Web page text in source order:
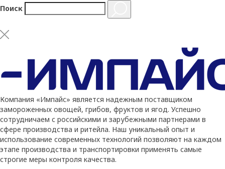
Поиск
Компания «Импайс» является надежным поставщиком
замороженных овощей, грибов, фруктов и ягод. Успешно
сотрудничаем с российскими и зарубежными партнерами в
сфере производства и ритейла. Наш уникальный опыт и
использование современных технологий позволяют на каждом
этапе производства и транспортировки применять самые
строгие меры контроля качества.